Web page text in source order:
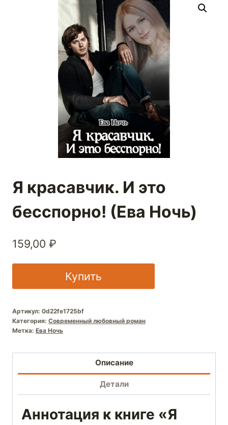
Я красавчик. И это
бесспорно! (Ева Ночь)
159,00 ₽
Купить
Артикул: 0d22fe1725bf
Категория: Современный любовный роман
Метка: Ева Ночь
Описание
Детали
Аннотация к книге «Я